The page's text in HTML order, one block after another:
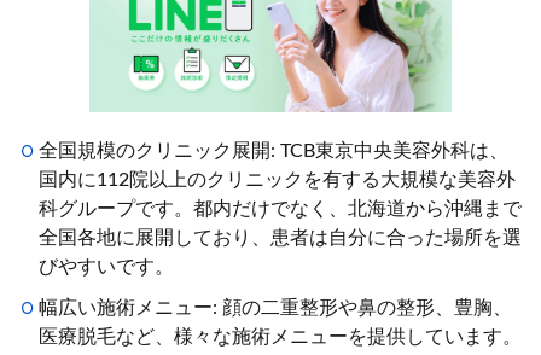
全国規模のクリニック展開: TCB東京中央美容外科は、
国内に112院以上のクリニックを有する大規模な美容外
科グループです。都内だけでなく、北海道から沖縄まで
全国各地に展開しており、患者は自分に合った場所を選
びやすいです。
幅広い施術メニュー: 顔の二重整形や鼻の整形、豊胸、
医療脱毛など、様々な施術メニューを提供しています。